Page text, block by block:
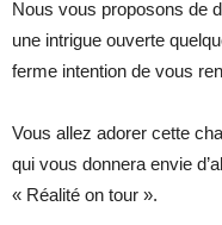
Nous vous proposons de
une intrigue ouverte
ferme intention de vous
Vous allez adorer cette
qui vous donnera envie
« Réalité on tour ».